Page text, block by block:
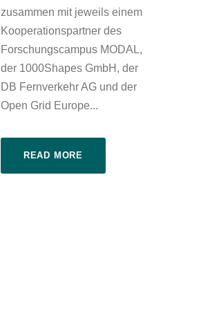
zusammen mit jeweils einem
Kooperationspartner des
Forschungscampus MODAL,
der 1000Shapes GmbH, der
DB Fernverkehr AG und der
Open Grid Europe...
READ MORE